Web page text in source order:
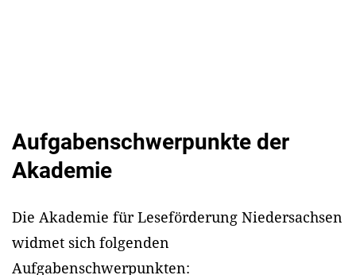
Aufgabenschwerpunkte der
Akademie
Die Akademie für Leseförderung Niedersachsen
widmet sich folgenden
Aufgabenschwerpunkten: